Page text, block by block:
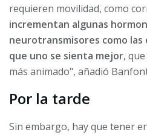
requieren movilidad, como
incrementan algunas
neurotransmisores como las
que uno se sienta mejor,
más animado", añadió
Por la tarde
Sin embargo, hay que tener